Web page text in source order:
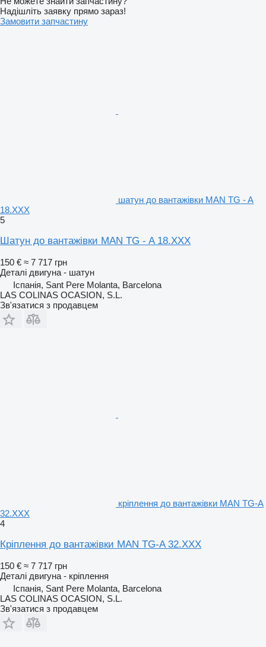
Надішліть заявку прямо зараз!
Замовити запчастину
шатун до вантажівки MAN TG - A
18.XXX
5
Шатун до вантажівки MAN TG - A 18.XXX
150 € ≈ 7 717 грн
Деталі двигуна - шатун
Іспанія, Sant Pere Molanta, Barcelona
LAS COLINAS OCASION, S.L.
Зв'язатися з продавцем
кріплення до вантажівки MAN TG-A
32.XXX
4
Кріплення до вантажівки MAN TG-A 32.XXX
150 € ≈ 7 717 грн
Деталі двигуна - кріплення
Іспанія, Sant Pere Molanta, Barcelona
LAS COLINAS OCASION, S.L.
Зв'язатися з продавцем